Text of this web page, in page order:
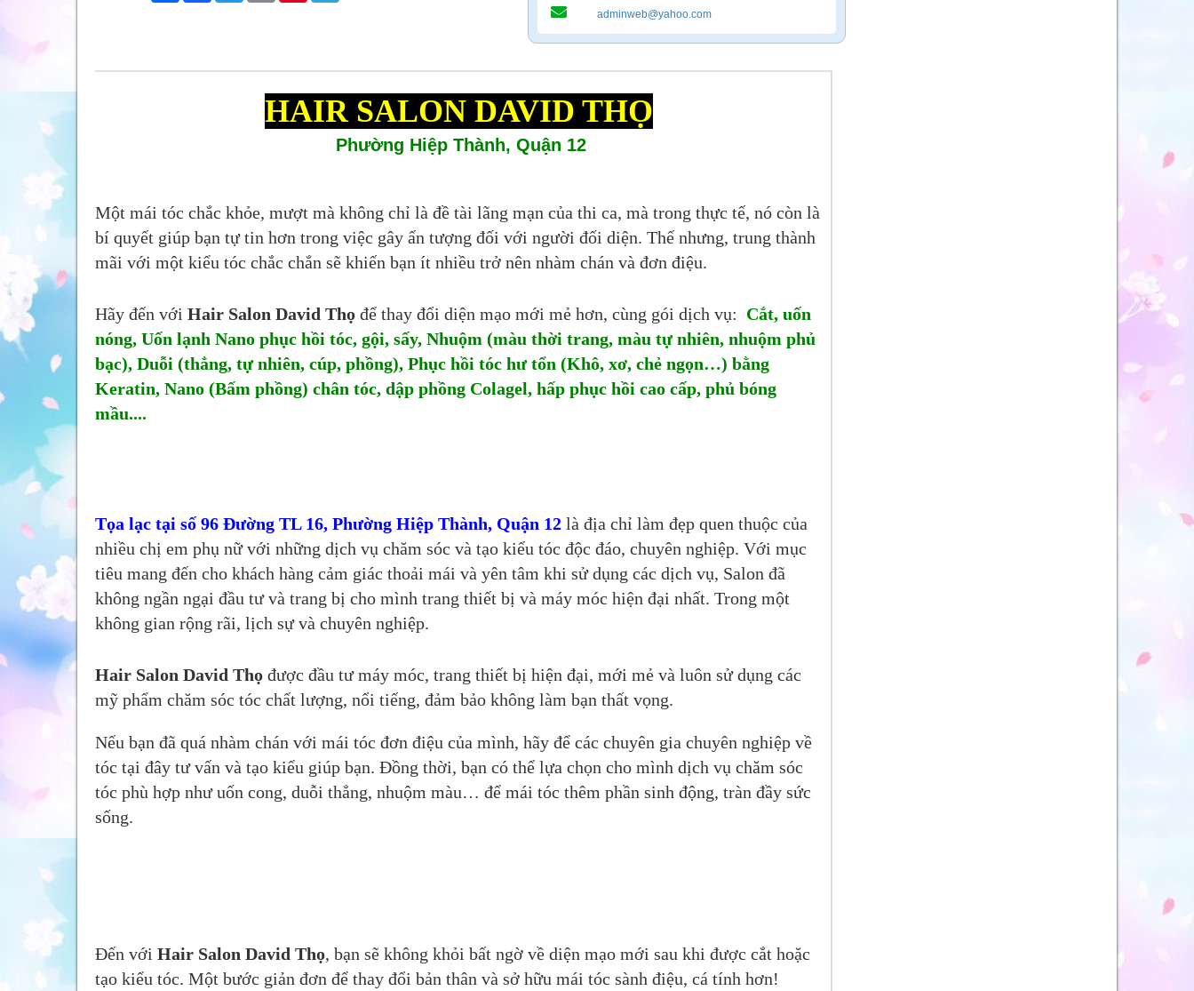
adminweb@yahoo.com
HAIR SALON DAVID THỌ
Phường Hiệp Thành, Quận 12
Một mái tóc chắc khỏe, mượt mà không chỉ là đề tài lãng mạn của thi ca, mà trong thực tế, nó còn là
bí quyết giúp bạn tự tin hơn trong việc gây ấn tượng đối với người đối diện. Thế nhưng, trung thành
mãi với một kiểu tóc chắc chắn sẽ khiến bạn ít nhiều trở nên nhàm chán và đơn điệu.
Hãy đến với Hair Salon David Thọ để thay đổi diện mạo mới mẻ hơn, cùng gói dịch vụ: Cắt, uốn
nóng, Uốn lạnh Nano phục hồi tóc, gội, sấy, Nhuộm (màu thời trang, màu tự nhiên, nhuộm phủ
bạc), Duỗi (thẳng, tự nhiên, cúp, phồng), Phục hồi tóc hư tổn (Khô, xơ, chẻ ngọn…) bằng
Keratin, Nano (Bấm phồng) chân tóc, dập phồng Colagel, hấp phục hồi cao cấp, phủ bóng
mầu....
Tọa lạc tại số 96 Đường TL 16, Phường Hiệp Thành, Quận 12 là địa chỉ làm đẹp quen thuộc của
nhiều chị em phụ nữ với những dịch vụ chăm sóc và tạo kiểu tóc độc đáo, chuyên nghiệp. Với mục
tiêu mang đến cho khách hàng cảm giác thoải mái và yên tâm khi sử dụng các dịch vụ, Salon đã
không ngần ngại đầu tư và trang bị cho mình trang thiết bị và máy móc hiện đại nhất. Trong một
không gian rộng rãi, lịch sự và chuyên nghiệp.
Hair Salon David Thọ được đầu tư máy móc, trang thiết bị hiện đại, mới mẻ và luôn sử dụng các
mỹ phẩm chăm sóc tóc chất lượng, nổi tiếng, đảm bảo không làm bạn thất vọng.
Nếu bạn đã quá nhàm chán với mái tóc đơn điệu của mình, hãy để các chuyên gia chuyên nghiệp về
tóc tại đây tư vấn và tạo kiểu giúp bạn. Đồng thời, bạn có thể lựa chọn cho mình dịch vụ chăm sóc
tóc phù hợp như uốn cong, duỗi thẳng, nhuộm màu… để mái tóc thêm phần sinh động, tràn đầy sức
sống.
Đến với Hair Salon David Thọ, bạn sẽ không khỏi bất ngờ về diện mạo mới sau khi được cắt hoặc
tạo kiểu tóc. Một bước giản đơn để thay đổi bản thân và sở hữu mái tóc sành điệu, cá tính hơn!